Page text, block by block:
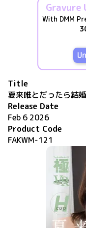
Gravure
With DMM
Title
夏来唯とだったら結
Release Date
Feb 6 2026
Product Code
FAKWM-121